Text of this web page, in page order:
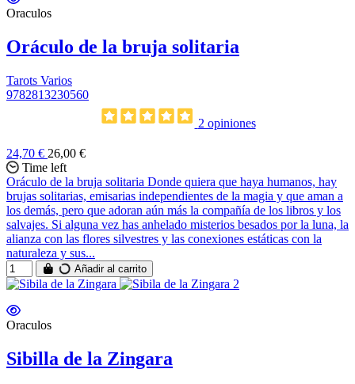
Oraculos
Oráculo de la bruja solitaria
Tarots Varios
9782813230560
2 opiniones
24,70 € 26,00 €
Time left
Oráculo de la bruja solitaria Donde quiera que haya humanos, hay
brujas solitarias, emisarias independientes de la magia y que aman a
los demás, pero que adoran aún más la compañía de los libros y los
salvajes. Si alguna vez has anhelado misterios besados por la luna, la
alianza con las flores silvestres y las conexiones estáticas con la
naturaleza y sus...
Añadir al carrito
Oraculos
Sibilla de la Zingara